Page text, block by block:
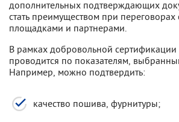
дополнительных подтверждающих
стать преимуществом при переговорах
площадками и партнерами.
В рамках добровольной сертификации
проводится по показателям,
Например, можно подтвердить:
качество пошива, фурнитуры;